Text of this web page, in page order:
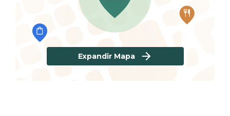
Expandir Mapa